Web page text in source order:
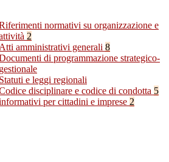
normativi su organizzazione e
2
Atti amministrativi generali 8
di programmazione strategico-
gestionale
Statuti e leggi regionali
disciplinare e codice di condotta 5
per cittadini e imprese 2